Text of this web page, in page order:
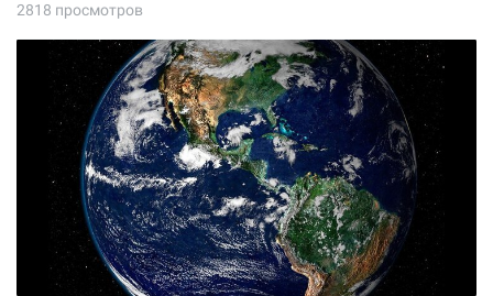
2818 просмотров